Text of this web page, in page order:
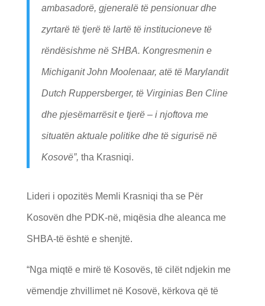
ambasadorë, gjeneralë të pensionuar dhe
zyrtarë të tjerë të lartë të institucioneve të
rëndësishme në SHBA. Kongresmenin e
Michiganit John Moolenaar, atë të Marylandit
Dutch Ruppersberger, të Virginias Ben Cline
dhe pjesëmarrësit e tjerë – i njoftova me
situatën aktuale politike dhe të sigurisë në
Kosovë”, tha Krasniqi.
Lideri i opozitës Memli Krasniqi tha se Për
Kosovën dhe PDK-në, miqësia dhe aleanca me
SHBA-të është e shenjtë.
“Nga miqtë e mirë të Kosovës, të cilët ndjekin me
vëmendje zhvillimet në Kosovë, kërkova që të